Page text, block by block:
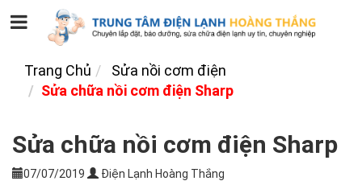
Trang Chủ
Sửa nồi cơm điện
Sửa chữa nồi cơm điện Sharp
Sửa chữa nồi cơm điện Sharp
07/07/2019 Điện Lạnh Hoàng Thắng